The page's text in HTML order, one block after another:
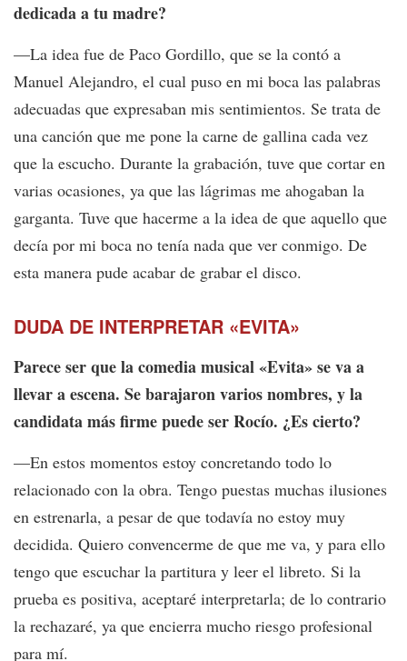
dedicada a tu madre?
—La idea fue de Paco Gordillo, que se la contó a
Manuel Alejandro, el cual puso en mi boca las palabras
adecuadas que expresaban mis sentimientos. Se trata de
una canción que me pone la carne de gallina cada vez
que la escucho. Durante la grabación, tuve que cortar en
varias ocasiones, ya que las lágrimas me ahogaban la
garganta. Tuve que hacerme a la idea de que aquello que
decía por mi boca no tenía nada que ver conmigo. De
esta manera pude acabar de grabar el disco.
DUDA DE INTERPRETAR «EVITA»
Parece ser que la comedia musical «Evita» se va a
llevar a escena. Se barajaron varios nombres, y la
candidata más firme puede ser Rocío. ¿Es cierto?
—En estos momentos estoy concretando todo lo
relacionado con la obra. Tengo puestas muchas ilusiones
en estrenarla, a pesar de que todavía no estoy muy
decidida. Quiero convencerme de que me va, y para ello
tengo que escuchar la partitura y leer el libreto. Si la
prueba es positiva, aceptaré interpretarla; de lo contrario
la rechazaré, ya que encierra mucho riesgo profesional
para mí.